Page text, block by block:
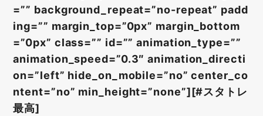
=”” background_repeat=”no-repeat” padd
ing=”” margin_top=”0px” margin_bottom
=”0px” class=”” id=”” animation_type=””
animation_speed=”0.3″ animation_directi
on=”left” hide_on_mobile=”no” center_co
ntent=”no” min_height=”none”][#スタトレ
最高]